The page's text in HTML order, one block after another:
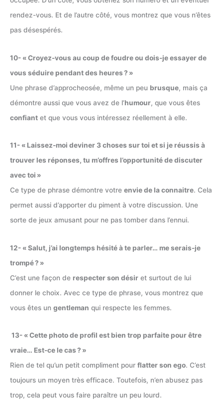
rendez-vous. Et de l’autre côté, vous montrez que vous n’êtes
pas désespérés.
10- « Croyez-vous au coup de foudre ou dois-je essayer de
vous séduire pendant des heures ? »
Une phrase d’approcheosée, même un peu brusque, mais ça
démontre aussi que vous avez de l’humour, que vous êtes
confiant et que vous vous intéressez réellement à elle.
11- « Laissez-moi deviner 3 choses sur toi et si je réussis à
trouver les réponses, tu m’offres l’opportunité de discuter
avec toi »
Ce type de phrase démontre votre envie de la connaitre. Cela
permet aussi d’apporter du piment à votre discussion. Une
sorte de jeux amusant pour ne pas tomber dans l’ennui.
12- « Salut, j’ai longtemps hésité à te parler… me serais-je
trompé ? »
C’est une façon de respecter son désir et surtout de lui
donner le choix. Avec ce type de phrase, vous montrez que
vous êtes un gentleman qui respecte les femmes.
13- « Cette photo de profil est bien trop parfaite pour être
vraie… Est-ce le cas ? »
Rien de tel qu’un petit compliment pour flatter son ego. C’est
toujours un moyen très efficace. Toutefois, n’en abusez pas
trop, cela peut vous faire paraître un peu lourd.